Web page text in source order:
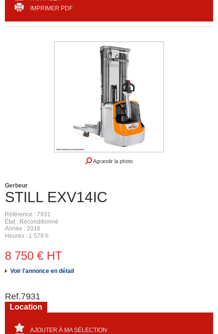
IMPRIMER PDF
Révisé garantie
Agrandir la photo
STILL EXV14IC
Gerbeur
Référence
7931
État
Reconditionné
Année
2016
Heures
1 579 h
8 750 € HT
Voir l'annonce en détail
Ref.7931
Location
AJOUTER À MA SÉLECTION